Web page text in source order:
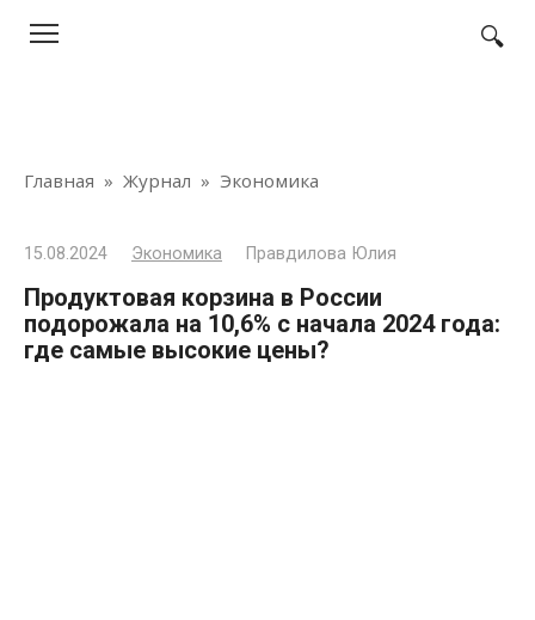
Главная » Журнал » Экономика
15.08.2024 Экономика Правдилова Юлия
Продуктовая корзина в России
подорожала на 10,6% с начала 2024 года:
где самые высокие цены?